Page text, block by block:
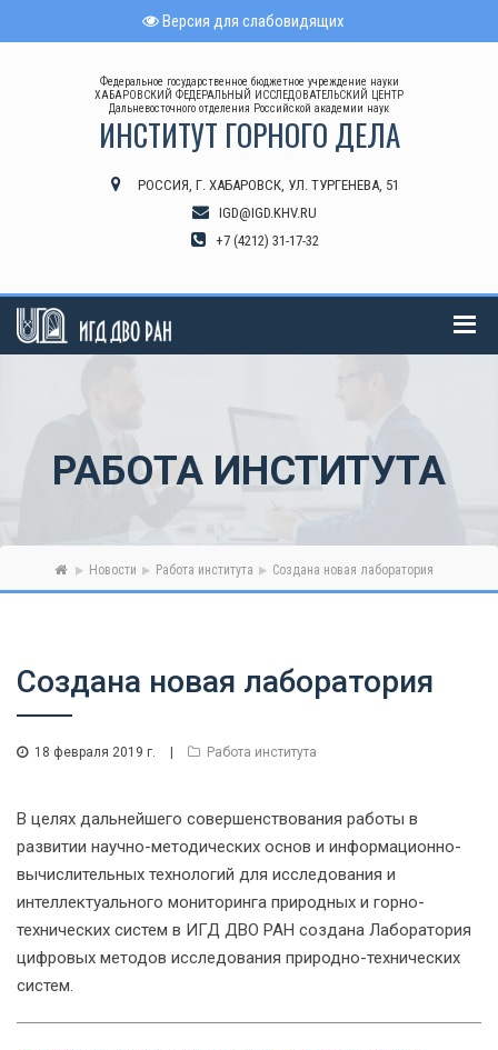
Версия для слабовидящих
Федеральное государственное бюджетное учреждение науки
ХАБАРОВСКИЙ ФЕДЕРАЛЬНЫЙ ИССЛЕДОВАТЕЛЬСКИЙ ЦЕНТР
Дальневосточного отделения Российской академии наук
ИНСТИТУТ ГОРНОГО ДЕЛА
РОССИЯ, Г. ХАБАРОВСК, УЛ. ТУРГЕНЕВА, 51
IGD@IGD.KHV.RU
+7 (4212) 31-17-32
РАБОТА ИНСТИТУТА
Новости Работа института Создана новая лаборатория
Создана новая лаборатория
18 февраля 2019 г. Работа института
В целях дальнейшего совершенствования работы в
развитии научно-методических основ и информационно-
вычислительных технологий для исследования и
интеллектуального мониторинга природных и горно-
технических систем в ИГД ДВО РАН создана Лаборатория
цифровых методов исследования природно-технических
систем.